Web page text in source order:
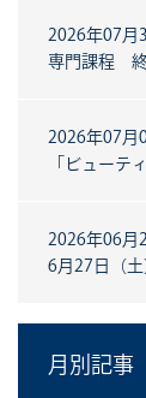
2026年07月
専門課程
2026年07月
「ビューテ
2026年06月
6月27日（
月別記事